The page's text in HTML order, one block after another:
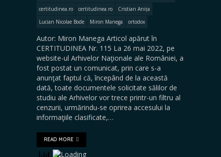
certitudinea.ro
certitudinea.ro
Cristian Anița
Lucian Nicolae Bode
Miron Manega ortodox
Autor: Miron Manega Articol apărut în
CERTITUDINEA Nr. 115 La 26 mai 2022, pe
website-ul Arhivelor Naţionale ale României, a
fost postat un comunicat, prin care s-a
anunţat faptul că, începând de la această
dată, toate documentele solicitate sălilor de
studiu ale Arhivelor vor trece printr-un filtru al
cenzurii, urmărindu-se oprirea accesului la
informaţiile clasificate,…
READ MORE